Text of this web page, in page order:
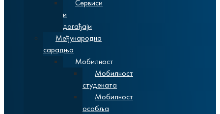
Сервиси
и
догађаји
Међународна
сарадња
Мобилност
Мобилност
студената
Мобилност
особља